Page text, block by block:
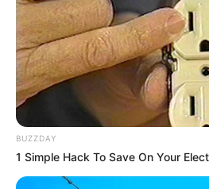
BUZZDAY
1 Simple Hack To Save On Your